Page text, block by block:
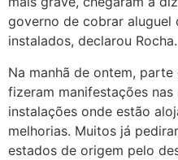
governo de cobrar aluguel
instalados, declarou Rocha.
Na manhã de ontem,
fizeram manifestações nas
instalações onde estão
melhorias. Muitos já
estados de origem pelo